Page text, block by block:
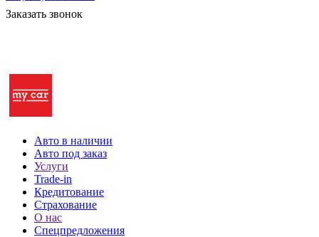
Заказать звонок
Авто в наличии
Авто под заказ
Услуги
Trade-in
Кредитование
Страхование
О нас
Спецпредложения